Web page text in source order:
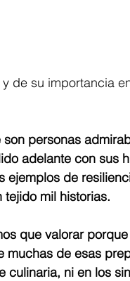
de su importancia
son personas
adelante con sus
ejemplos de
tejido mil historias.
que valorar
muchas de esas
culinaria, ni en los